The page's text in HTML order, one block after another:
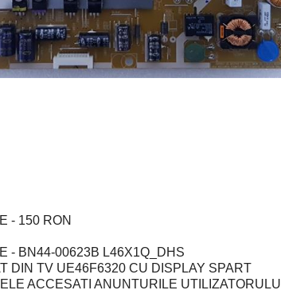
- 150 RON
- BN44-00623B L46X1Q_DHS
DIN TV UE46F6320 CU DISPLAY SPART
ACCESATI ANUNTURILE UTILIZATORULUI